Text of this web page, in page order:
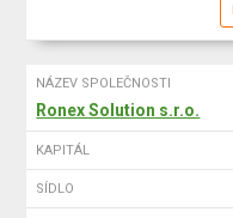
NÁZEV SPOLEČNOSTI
Ronex Solution s.r.o.
KAPITÁL
SÍDLO